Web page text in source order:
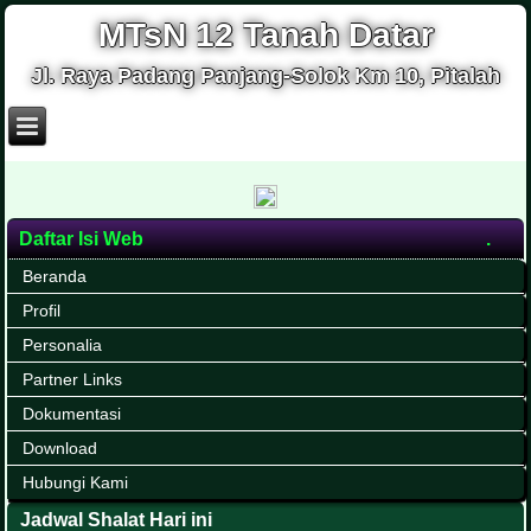
MTsN 12 Tanah Datar
Jl. Raya Padang Panjang-Solok Km 10, Pitalah
Daftar Isi Web
Beranda
Profil
Personalia
Partner Links
Dokumentasi
Download
Hubungi Kami
Jadwal Shalat Hari ini